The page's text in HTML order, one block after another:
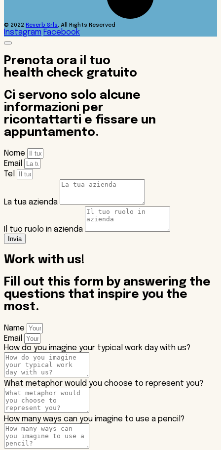
© 2022 Reverb Srls, All Rights Reserved
Instagram Facebook
Prenota ora il tuo
health check gratuito
Ci servono solo alcune
informazioni per
ricontattarti e fissare un
appuntamento.
Nome
Email
Tel
La tua azienda
Il tuo ruolo in azienda
Invia
Work with us!
Fill out this form by answering the
questions that inspire you the
most.
Name
Email
How do you imagine your typical work day with us?
What metaphor would you choose to represent you?
How many ways can you imagine to use a pencil?